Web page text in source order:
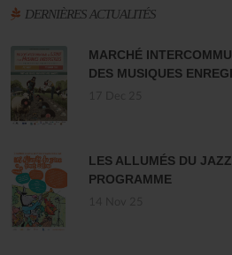
DERNIÈRES ACTUALITÉS
MARCHÉ
DES MUSIQUES
LES ALLUMÉS DU
PROGRAMME